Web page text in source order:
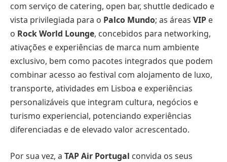
com serviço de catering, open bar, shuttle dedicado e
vista privilegiada para o Palco Mundo; as áreas VIP e
o Rock World Lounge, concebidos para networking,
ativações e experiências de marca num ambiente
exclusivo, bem como pacotes integrados que podem
combinar acesso ao festival com alojamento de luxo,
transporte, atividades em Lisboa e experiências
personalizáveis que integram cultura, negócios e
turismo experiencial, potenciando experiências
diferenciadas e de elevado valor acrescentado.
Por sua vez, a TAP Air Portugal convida os seus